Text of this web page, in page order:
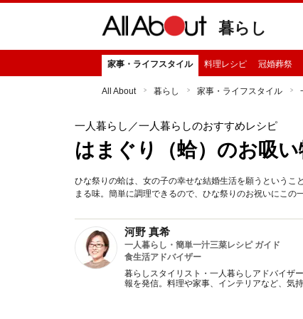
暮らし
家事・ライフスタイル 料理レシピ 冠婚葬祭
All About 暮らし 家事・ライフスタイル
一人暮らし ／一人暮らしのおすすめレシピ
はまぐり（蛤）のお吸
ひな祭りの蛤は、女の子の幸せな結婚生活を願うという
まる味。簡単に調理できるので、ひな祭りのお祝いにこの
河野 真希
一人暮らし・簡単一汁三菜レシピ ガイド
食生活アドバイザー
暮らしスタイリスト・一人暮らしアドバイザ
報を発信。料理や家事、インテリアなど、気